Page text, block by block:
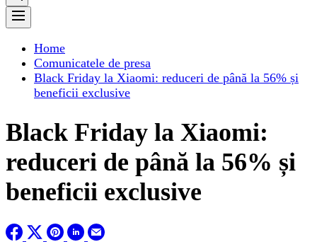
Home
Comunicatele de presa
Black Friday la Xiaomi: reduceri de până la 56% și
beneficii exclusive
Black Friday la Xiaomi:
reduceri de până la 56% și
beneficii exclusive